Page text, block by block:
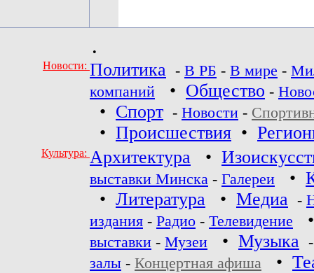
•
Новости: Политика - В РБ - В мире -
компаний
• Общество -
• Спорт - Новости -
• Происшествия •
Культура: Архитектура •
выставки Минска - Галереи •
• Литература • Медиа -
издания - Радио - Телевидение
выставки - Музеи • Музыка
залы - Концертная афиша •